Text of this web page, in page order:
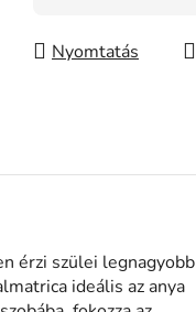
Nyomtatás
érzi szülei legnagyobb
ideális az anya